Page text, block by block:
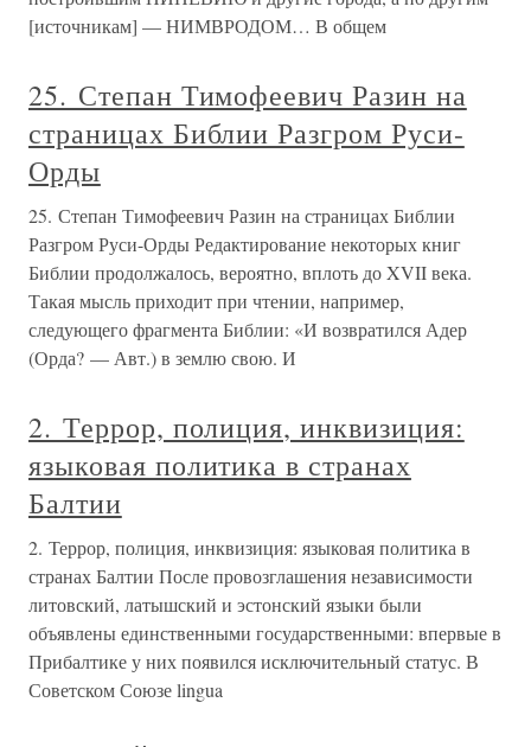
[источникам] — НИМВРОДОМ… В общем
25. Степан Тимофеевич Разин на
страницах Библии Разгром Руси-
Орды
25. Степан Тимофеевич Разин на страницах Библии
Разгром Руси-Орды Редактирование некоторых книг
Библии продолжалось, вероятно, вплоть до XVII века.
Такая мысль приходит при чтении, например,
следующего фрагмента Библии: «И возвратился Адер
(Орда? — Авт.) в землю свою. И
2. Террор, полиция, инквизиция:
языковая политика в странах
Балтии
2. Террор, полиция, инквизиция: языковая политика в
странах Балтии После провозглашения независимости
литовский, латышский и эстонский языки были
объявлены единственными государственными: впервые в
Прибалтике у них появился исключительный статус. В
Советском Союзе lingua